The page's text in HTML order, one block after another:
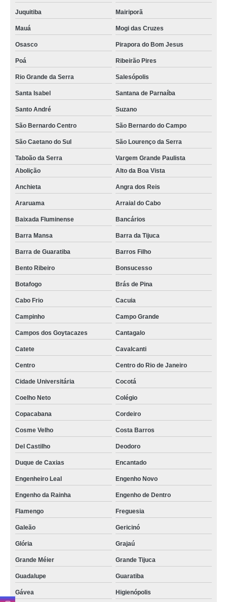
Juquitiba Mairiporã
Mauá Mogi das Cruzes
Osasco Pirapora do Bom Jesus
Poá Ribeirão Pires
Rio Grande da Serra Salesópolis
Santa Isabel Santana de Parnaíba
Santo André Suzano
São Bernardo Centro São Bernardo do Campo
São Caetano do Sul São Lourenço da Serra
Taboão da Serra
Vargem Grande Paulista
Abolição
Alto da Boa Vista
Anchieta Angra dos Reis
Araruama Arraial do Cabo
Baixada Fluminense Bancários
Barra Mansa Barra da Tijuca
Barra de Guaratiba Barros Filho
Bento Ribeiro Bonsucesso
Botafogo Brás de Pina
Cabo Frio Cacuia
Campinho Campo Grande
Campos dos Goytacazes Cantagalo
Catete Cavalcanti
Centro Centro do Rio de Janeiro
Cidade Universitária Cocotá
Coelho Neto Colégio
Copacabana Cordeiro
Cosme Velho Costa Barros
Del Castilho Deodoro
Duque de Caxias Encantado
Engenheiro Leal Engenho Novo
Engenho da Rainha Engenho de Dentro
Flamengo Freguesia
Galeão Gericinó
Glória Grajaú
Grande Méier Grande Tijuca
Guadalupe Guaratiba
Gávea Higienópolis